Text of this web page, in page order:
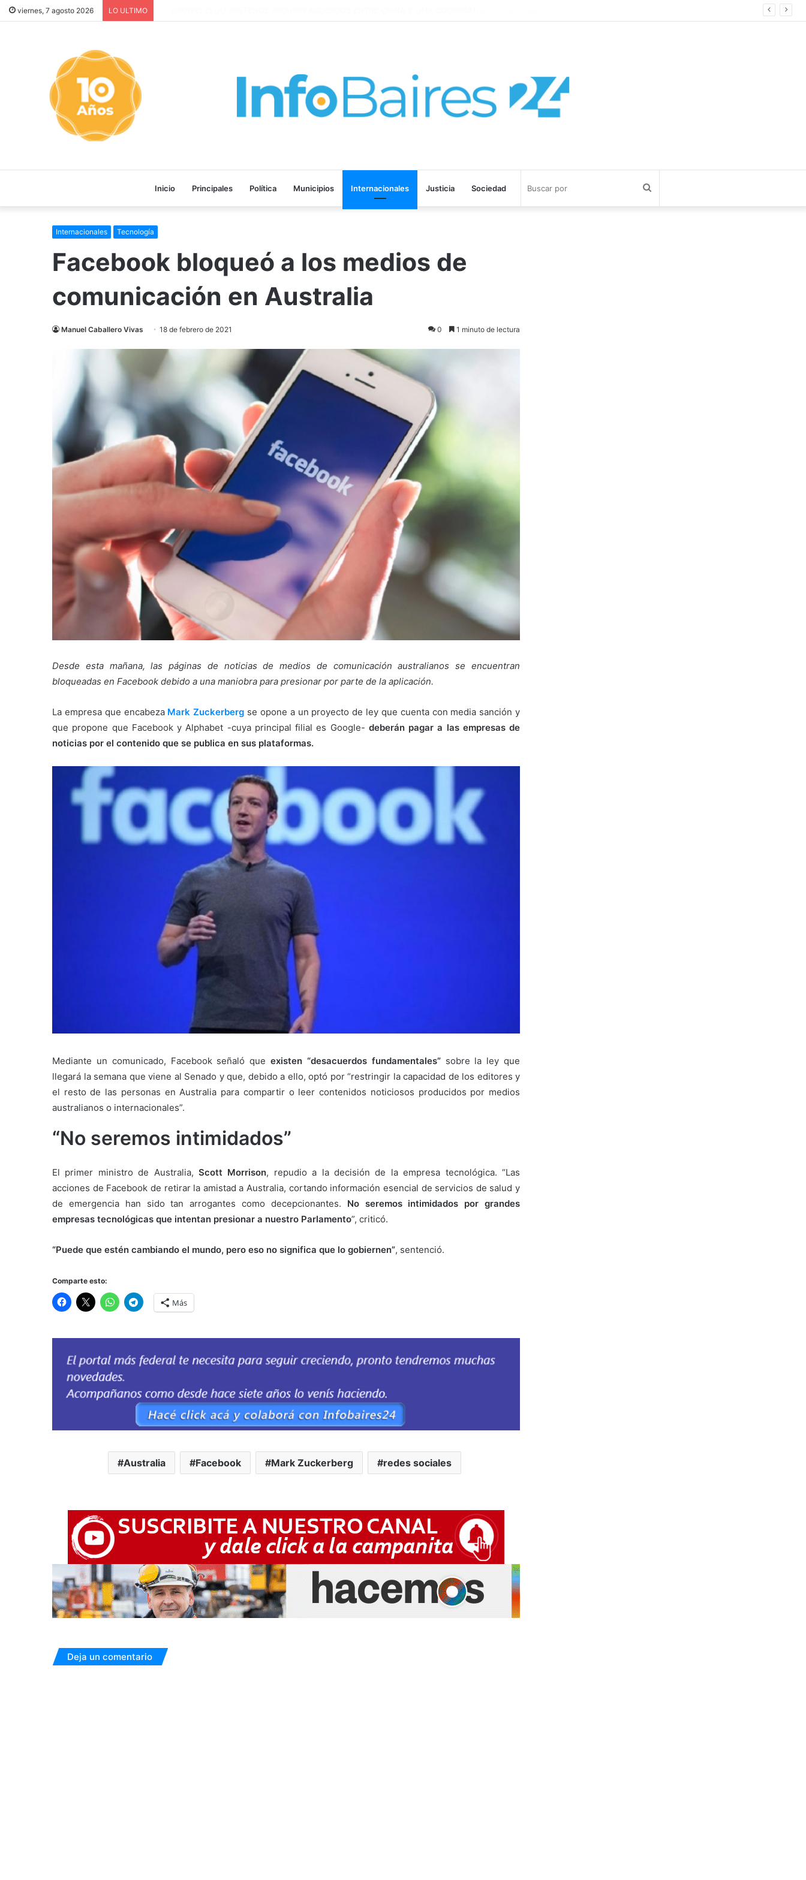
viernes, 7 agosto 2026 LO ULTIMO
Inicio Principales Política Municipios Internacionales Justicia Sociedad
Internacionales Tecnología
Facebook bloqueó a los medios de
comunicación en Australia
Manuel Caballero Vivas 18 de febrero de 2021 0 1 minuto de lectura
Desde esta mañana, las páginas de noticias de medios de comunicación australianos se encuentran
bloqueadas en Facebook debido a una maniobra para presionar por parte de la aplicación.
La empresa que encabeza Mark Zuckerberg se opone a un proyecto de ley que cuenta con media sanción y
que propone que Facebook y Alphabet -cuya principal filial es Google- deberán pagar a las empresas de
noticias por el contenido que se publica en sus plataformas.
Mediante un comunicado, Facebook señaló que existen “desacuerdos fundamentales”sobre la ley que
llegará la semana que viene al Senado y que, debido a ello, optó por “restringir la capacidad de los editores y
el resto de las personas en Australia para compartir o leer contenidos noticiosos producidos por medios
australianos o internacionales”.
“No seremos intimidados”
El primer ministro de Australia, Scott Morrison, repudio a la decisión de la empresa tecnológica. “Las
acciones de Facebook de retirar la amistad a Australia, cortando información esencial de servicios de salud y
de emergencia han sido tan arrogantes como decepcionantes. No seremos intimidados por grandes
empresas tecnológicas que intentan presionar a nuestro Parlamento”, criticó.
“Puede que estén cambiando el mundo, pero eso no significa que lo gobiernen”, sentenció.
Comparte esto:
Más
Australia Facebook Mark Zuckerberg redes sociales
Deja un comentario